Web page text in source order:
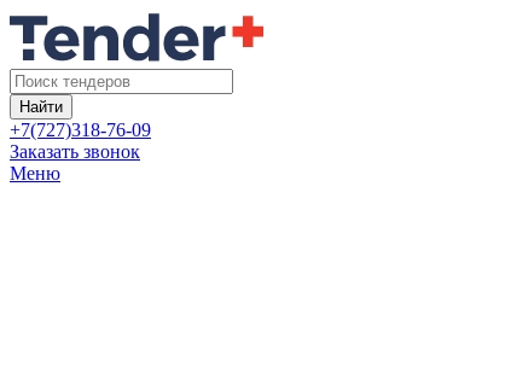
Найти
+7(727)318-76-09
Заказать звонок
Меню